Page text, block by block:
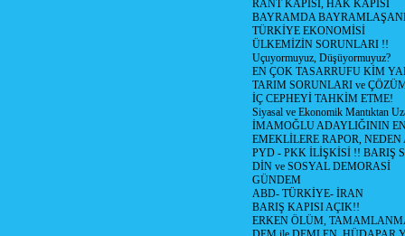
RANT KAPISI, HAK KAPISI
BAYRAMDA
TÜRKİYE EKONOMİSİ
ÜLKEMİZİN SORUNLARI !!
Uçuyormuyuz, Düşüyormuyuz?
EN ÇOK TASARRUFU KİM
TARIM SORUNLARI ve
İÇ CEPHEYİ TAHKİM ETME!
Siyasal ve Ekonomik Mantıktan
İMAMOĞLU ADAYLIĞININ
EMEKLİLERE RAPOR,
PYD - PKK İLİŞKİSİ !! BARIŞ
DİN ve SOSYAL DEMORASİ
GÜNDEM
ABD- TÜRKİYE- İRAN
BARIŞ KAPISI AÇIK!!
ERKEN ÖLÜM,